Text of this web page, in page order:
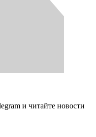
и читайте новости